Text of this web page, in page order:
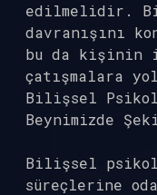
edilmelidir.
davranışını
bu da kişinin
çatışmalara
Bilişsel
Beynimizde
Bilişsel
süreçlerine